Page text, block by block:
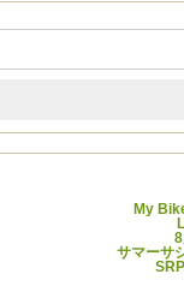
My
サマーサ